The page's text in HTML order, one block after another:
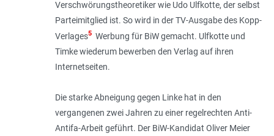
Verschwörungstheoretiker wie Udo Ulfkotte, der selbst
Parteimitglied ist. So wird in der TV-Ausgabe des Kopp-
Verlages5Werbung für BiW gemacht. Ulfkotte und
Timke wiederum bewerben den Verlag auf ihren
Internetseiten.
Die starke Abneigung gegen Linke hat in den
vergangenen zwei Jahren zu einer regelrechten Anti-
Antifa-Arbeit geführt. Der BiW-Kandidat Oliver Meier